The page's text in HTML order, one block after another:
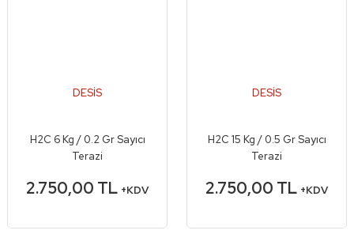
DESİS
H2C 6 Kg / 0.2 Gr Sayıcı
Terazi
2.750,00 TL +KDV
DESİS
H2C 15 Kg / 0.5 Gr Sayıcı
Terazi
2.750,00 TL +KDV